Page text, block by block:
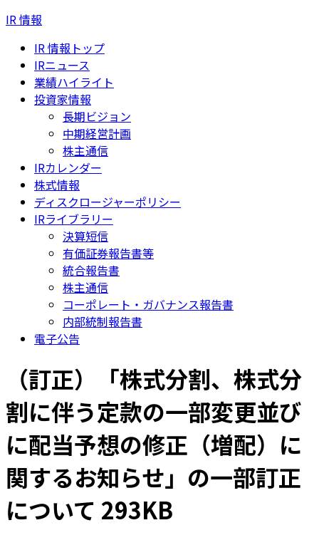
IR 情報
IR 情報トップ
IRニュース
業績ハイライト
投資家情報
長期ビジョン
中期経営計画
株主通信
IRカレンダー
株式情報
ディスクロージャーポリシー
IRライブラリー
決算短信
有価証券報告書等
統合報告書
株主通信
コーポレート・ガバナンス報告書
内部統制報告書
電子公告
（訂正）「株式分割、株式分
割に伴う定款の一部変更並び
に配当予想の修正（増配）に
関するお知らせ」の一部訂正
について 293KB